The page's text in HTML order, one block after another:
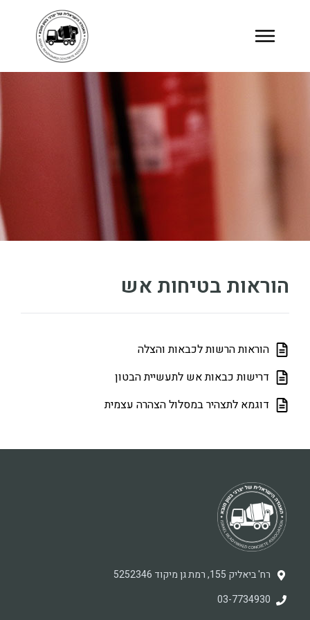
הוראות בטיחות אש
הוראות הרשות לכבאות והצלה
דרישות כבאות אש לתעשיית הבטון
דוגמא לתצהיר במסלול הצהרה עצמית
רח' ביאליק 155, רמת גן מיקוד 5252346
03-7734930